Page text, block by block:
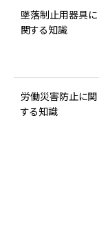
墜落制止用器具に
関する知識
労働災害防止に関
する知識